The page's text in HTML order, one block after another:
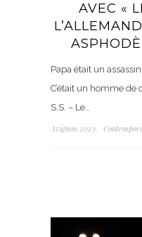
AVEC «
Papa était un
C’était un homme de
S.S. – Le…
Avignon 2023,